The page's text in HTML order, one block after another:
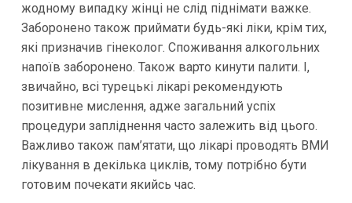
жодному випадку жінці не слід піднімати важке.
Заборонено також приймати будь-які ліки, крім тих,
які призначив гінеколог. Споживання алкогольних
напоїв заборонено. Також варто кинути палити. І,
звичайно, всі турецькі лікарі рекомендують
позитивне мислення, адже загальний успіх
процедури запліднення часто залежить від цього.
Важливо також пам’ятати, що лікарі проводять ВМИ
лікування в декілька циклів, тому потрібно бути
готовим почекати якийсь час.